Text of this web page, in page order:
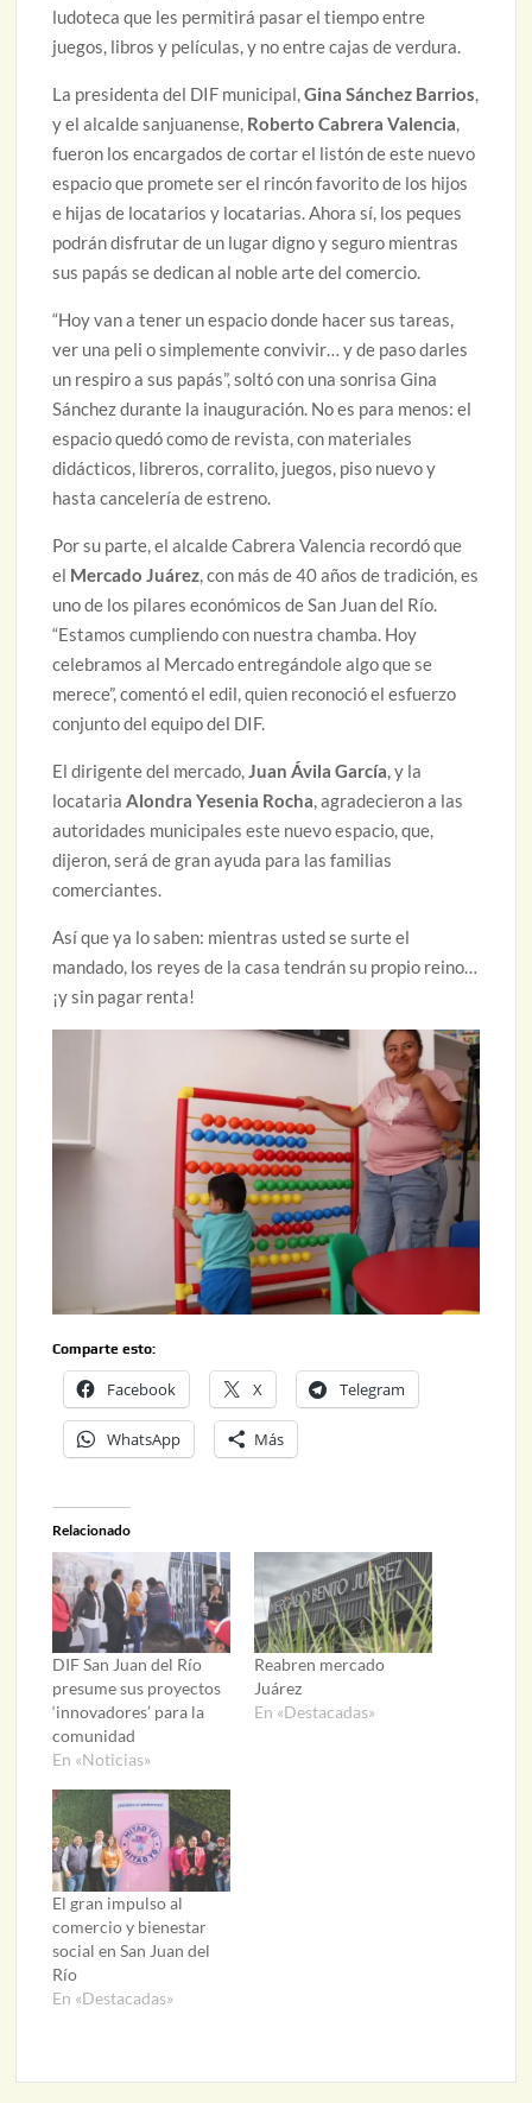
ludoteca que les permitirá pasar el tiempo entre
juegos, libros y películas, y no entre cajas de verdura.
La presidenta del DIF municipal,Gina Sánchez Barrios,
y el alcalde sanjuanense, Roberto Cabrera Valencia,
fueron los encargados de cortar el listón de este nuevo
espacio que promete ser el rincón favorito de los hijos
e hijas de locatarios y locatarias. Ahora sí, los peques
podrán disfrutar de un lugar digno y seguro mientras
sus papás se dedican al noble arte del comercio.
“Hoy van a tener un espacio donde hacer sus tareas,
ver una peli o simplemente convivir… y de paso darles
un respiro a sus papás”, soltó con una sonrisa Gina
Sánchez durante la inauguración. No es para menos: el
espacio quedó como de revista, con materiales
didácticos, libreros, corralito, juegos, piso nuevo y
hasta cancelería de estreno.
Por su parte, el alcalde Cabrera Valencia recordó que
el Mercado Juárez, con más de 40 años de tradición, es
uno de los pilares económicos de San Juan del Río.
“Estamos cumpliendo con nuestra chamba. Hoy
celebramos al Mercado entregándole algo que se
merece”, comentó el edil, quien reconoció el esfuerzo
conjunto del equipo del DIF.
El dirigente del mercado,Juan Ávila García, y la
locatariaAlondra Yesenia Rocha, agradecieron a las
autoridades municipales este nuevo espacio, que,
dijeron, será de gran ayuda para las familias
comerciantes.
Así que ya lo saben: mientras usted se surte el
mandado, los reyes de la casa tendrán su propio reino…
¡y sin pagar renta!
Comparte esto:
Facebook X Telegram
WhatsApp Más
Relacionado
DIF San Juan del Río
presume sus proyectos
‘innovadores’ para la
comunidad
En «Noticias»
Reabren mercado
Juárez
En «Destacadas»
El gran impulso al
comercio y bienestar
social en San Juan del
Río
En «Destacadas»